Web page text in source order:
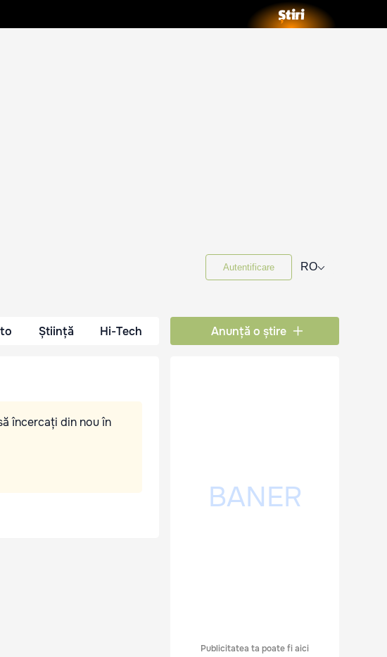
Autentificare RO⌵
Știință Hi-Tech Anunță o știre
încercați din nou în
Publicitatea ta poate fi aici